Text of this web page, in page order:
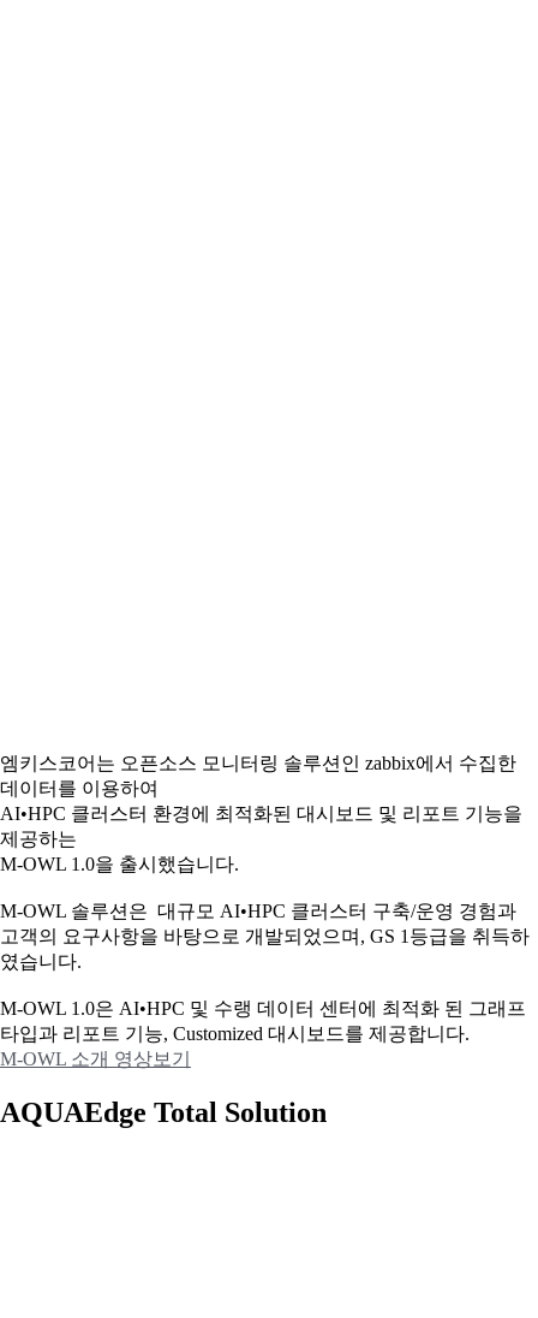
엠키스코어는 오픈소스 모니터링 솔루션인 zabbix에서 수집한
데이터를 이용하여
AI•HPC 클러스터 환경에 최적화된 대시보드 및 리포트 기능을
제공하는
M-OWL 1.0을 출시했습니다.
M-OWL 솔루션은 대규모 AI•HPC 클러스터 구축/운영 경험과
고객의 요구사항을 바탕으로 개발되었으며, GS 1등급을 취득하
였습니다.
M-OWL 1.0은 AI•HPC 및 수랭 데이터 센터에 최적화 된 그래프
타입과 리포트 기능, Customized 대시보드를 제공합니다.
M-OWL 소개 영상보기
AQUAEdge Total Solution